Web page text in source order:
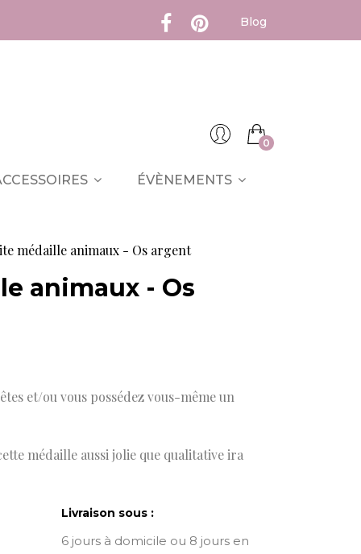
Blog
0
ÉVÈNEMENTS
médaille animaux - Os argent
animaux - Os
et/ou vous possédez vous-même un
médaille aussi jolie que qualitative ira
Livraison sous :
6 jours à domicile ou 8 jours en